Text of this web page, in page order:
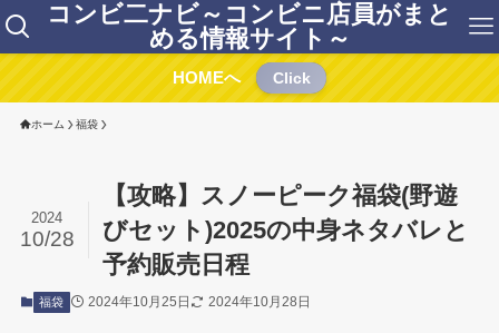
コンビ二ナビ～コンビニ店員がまと
める情報サイト～
HOMEへ Click
ホーム 福袋
【攻略】スノーピーク福袋(野遊
びセット)2025の中身ネタバレと
予約販売日程
2024
10/28
福袋 2024年10月25日 2024年10月28日